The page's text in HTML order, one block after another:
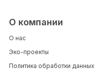
О компании
О нас
Эко-проекты
Политика обработки данных